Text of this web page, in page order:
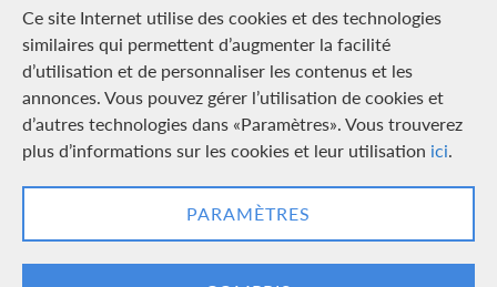
Ce site Internet utilise des cookies et des technologies
similaires qui permettent d’augmenter la facilité
d’utilisation et de personnaliser les contenus et les
annonces. Vous pouvez gérer l’utilisation de cookies et
d’autres technologies dans «Paramètres». Vous trouverez
plus d’informations sur les cookies et leur utilisation ici.
PARAMÈTRES
Swisscard
Carrière
Offres d’emploi
Média
LinkedInFacebook